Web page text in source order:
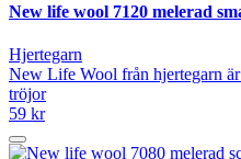
New life wool 7120 melerad
Hjertegarn
New Life Wool från hjertegarn
tröjor
59 kr